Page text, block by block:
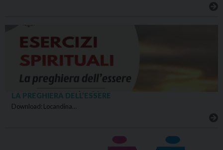
LA PREGHIERA DELL’ESSERE
Download: Locandina…